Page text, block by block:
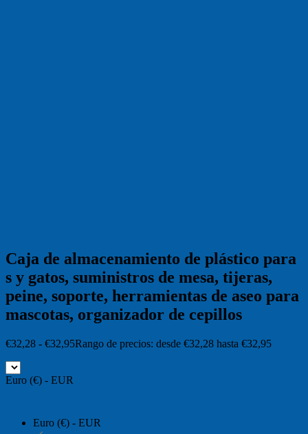
Caja de almacenamiento de plástico para
s y gatos, suministros de mesa, tijeras,
peine, soporte, herramientas de aseo para
mascotas, organizador de cepillos
€32,28 - €32,95Rango de precios: desde €32,28 hasta €32,95
Euro (€) - EUR
Euro (€) - EUR